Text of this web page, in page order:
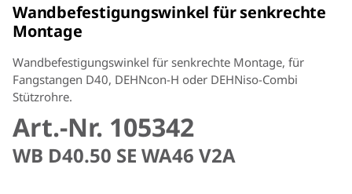
Wandbefestigungswinkel für senkrechte
Montage
Wandbefestigungswinkel für senkrechte Montage, für
Fangstangen D40, DEHNcon-H oder DEHNiso-Combi
Stützrohre.
Art.-Nr. 105342
WB D40.50 SE WA46 V2A